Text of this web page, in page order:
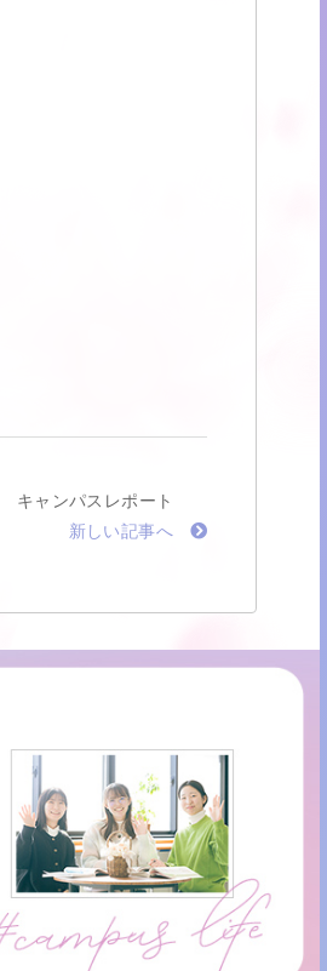
キャンパスレポート
新しい記事へ